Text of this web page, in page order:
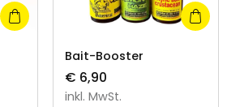
Bait-Booster
€ 6,90
inkl. MwSt.